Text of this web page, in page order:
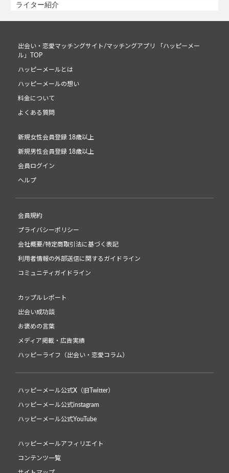
ライター紹介
出会い・恋愛マッチングサイト/マッチングアプリ 「ハッピーメー
ル」TOP
ハッピーメールとは
ハッピーメールの想い
料金について
よくある質問
新規女性会員登録 18歳以上
新規男性会員登録 18歳以上
会員ログイン
ヘルプ
会員規約
プライバシーポリシー
会社概要/特定商取引法に基づく表記
利用者情報の外部送信に関するガイドライン
コミュニティガイドライン
カップルレポート
出会い成功談
お褒めの言葉
メディア掲載・広告実績
ハッピーライフ（出会い・恋愛コラム）
ハッピーメール公式X（旧Twitter）
ハッピーメール公式instagram
ハッピーメール公式YouTube
ハッピーメールアフィリエイト
コンテンツ一覧